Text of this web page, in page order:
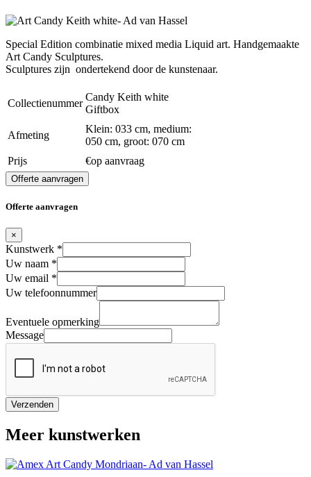
Special Edition combinatie mixed media Liquid art. Handgemaakte
Art Candy Sculptures.
Sculptures zijn ondertekend door de kunstenaar.
Collectienummer
Candy Keith white
Giftbox
Afmeting
Klein: 033 cm, medium:
050 cm, groot: 070 cm
Prijs
€op aanvraag
Offerte aanvragen
Offerte aanvragen
×
Kunstwerk *
Uw naam *
Uw email *
Uw telefoonnummer
Eventuele opmerking
Message
Verzenden
Meer kunstwerken